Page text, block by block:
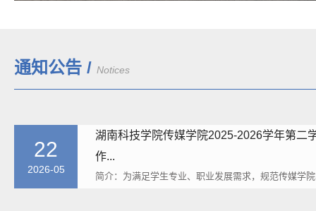
通知公告 / Notices
22
2026-05
湖南科技学院传媒学院2025-2026学年第二
作...
简介：为满足学生专业、职业发展需求，规范传媒学